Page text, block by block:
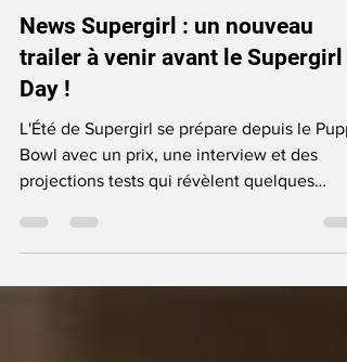
Mar 31
11 min read
Films
News Supergirl : un nouveau
trailer à venir avant le Supergirl
Day !
Bowl avec un prix, une interview et des
projections tests qui révèlent quelques
éléments et le travail encore à faire avant un